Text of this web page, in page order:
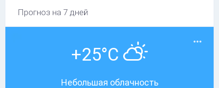
Прогноз на 7 дней
+25°C
Небольшая облачность